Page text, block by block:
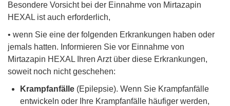
Besondere Vorsicht bei der Einnahme von Mirtazapin
HEXAL ist auch erforderlich,
• wenn Sie eine der folgenden Erkrankungen haben oder
jemals hatten. Informieren Sie vor Einnahme von
Mirtazapin HEXAL Ihren Arzt über diese Erkrankungen,
soweit noch nicht geschehen:
Krampfanfälle (Epilepsie). Wenn Sie Krampfanfälle
entwickeln oder Ihre Krampfanfälle häufiger werden,